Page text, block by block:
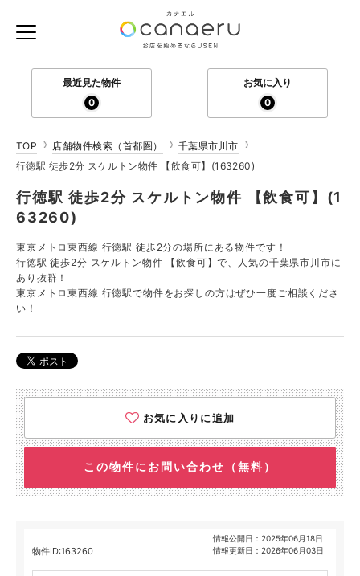
最近見た物件
0
お気に入り
0
TOP 店舗物件検索（首都圏）
千葉県市川市
行徳駅 徒歩2分 スケルトン物件 【飲食可】(163260)
行徳駅 徒歩2分 スケルトン物件 【飲食可】(1
63260)
東京メトロ東西線 行徳駅 徒歩2分の場所にある物件です！
行徳駅 徒歩2分 スケルトン物件 【飲食可】で、人気の千葉県市川市に
あり抜群！
東京メトロ東西線 行徳駅で物件をお探しの方はぜひ一度ご相談くださ
い！
お気に入りに追加
この物件にお問い合わせ（無料）
物件ID:163260
情報公開日：2025年06月18日
情報更新日：2026年06月03日